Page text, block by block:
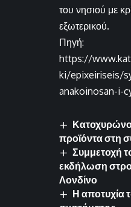
του νησιού με
εξωτερικού.
Πηγή:
https://
ki/epixeiriseis/
anakoinosan-i-
προϊόντα στη
Συμμετοχή
εκδήλωση
Λονδίνο
Η αποτυχία